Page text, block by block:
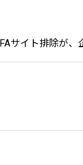
サイト排除が、